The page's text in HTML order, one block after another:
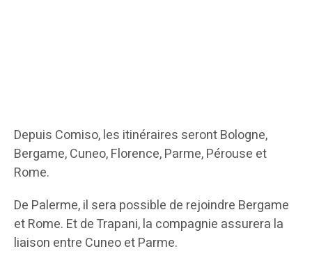
Depuis Comiso, les itinéraires seront Bologne,
Bergame, Cuneo, Florence, Parme, Pérouse et
Rome.
De Palerme, il sera possible de rejoindre Bergame
et Rome. Et de Trapani, la compagnie assurera la
liaison entre Cuneo et Parme.